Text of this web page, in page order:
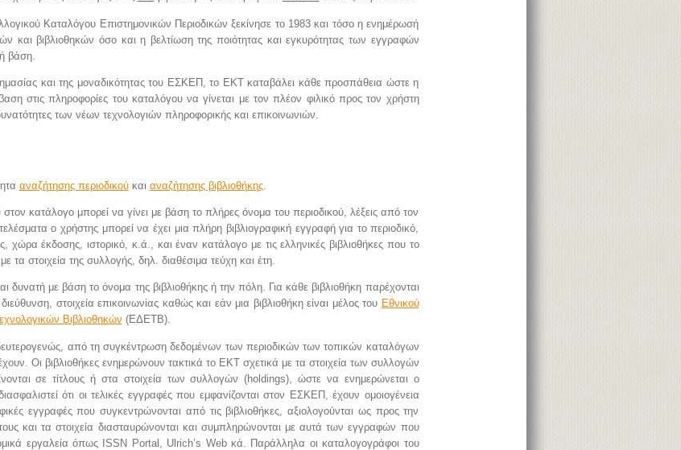
Καταλόγου Επιστημονικών Περιοδικών ξεκίνησε το 1983 και τόσο η ενημέρωσή
και βιβλιοθηκών όσο και η βελτίωση της ποιότητας και εγκυρότητας των εγγραφών
βάση.
και της μοναδικότητας του ΕΣΚΕΠ, το ΕΚΤ καταβάλει κάθε προσπάθεια ώστε η
στις πληροφορίες του καταλόγου να γίνεται με τον πλέον φιλικό προς τον χρήστη
των νέων τεχνολογιών πληροφορικής και επικοινωνιών.
αναζήτησης περιοδικούκαι αναζήτησης βιβλιοθήκης.
κατάλογο μπορεί να γίνει με βάση το πλήρες όνομα του περιοδικού, λέξεις από τον
ο χρήστης μπορεί να έχει μια πλήρη βιβλιογραφική εγγραφή για το περιοδικό,
χώρα έκδοσης, ιστορικό, κ.ά., και έναν κατάλογο με τις ελληνικές βιβλιοθήκες που το
τα στοιχεία της συλλογής, δηλ. διαθέσιμα τεύχη και έτη.
δυνατή με βάση το όνομα της βιβλιοθήκης ή την πόλη. Για κάθε βιβλιοθήκη παρέχονται
στοιχεία επικοινωνίας καθώς και εάν μια βιβλιοθήκη είναι μέλος του Εθνικού
Βιβλιοθηκών (ΕΔΕΤΒ).
από τη συγκέντρωση δεδομένων των περιοδικών των τοπικών καταλόγων
Οι βιβλιοθήκες ενημερώνουν τακτικά το ΕΚΤ σχετικά με τα στοιχεία των συλλογών
σε τίτλους ή στα στοιχεία των συλλογών (holdings), ώστε να ενημερώνεται ο
ότι οι τελικές εγγραφές που εμφανίζονται στον ΕΣΚΕΠ, έχουν ομοιογένεια
εγγραφές που συγκεντρώνονται από τις βιβλιοθήκες, αξιολογούνται ως προς την
και τα στοιχεία διασταυρώνονται και συμπληρώνονται με αυτά των εγγραφών που
εργαλεία όπως ISSN Portal, Ulrich’s Web κά. Παράλληλα οι καταλογογράφοι του